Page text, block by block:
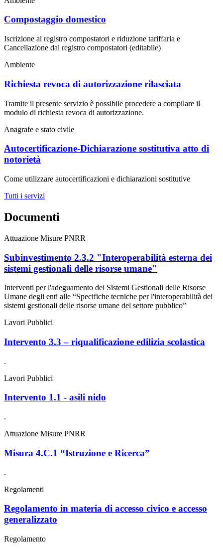
Compostaggio domestico
Iscrizione al registro compostatori e riduzione tariffaria e
Cancellazione dal registro compostatori (editabile)
Ambiente
Richiesta revoca di autorizzazione rilasciata
Tramite il presente servizio è possibile procedere a compilare il
modulo di richiesta revoca di autorizzazione.
Anagrafe e stato civile
Autocertificazione-Dichiarazione sostitutiva atto di
notorietà
Come utilizzare autocertificazioni e dichiarazioni sostitutive
Tutti i servizi
Documenti
Attuazione Misure PNRR
Subinvestimento 2.3.2 "Interoperabilità esterna dei
sistemi gestionali delle risorse umane"
Interventi per l'adeguamento dei Sistemi Gestionali delle Risorse
Umane degli enti alle “Specifiche tecniche per l'interoperabilità dei
sistemi gestionali delle risorse umane del settore pubblico”
Lavori Pubblici
Intervento 3.3 – riqualificazione edilizia scolastica
.
Lavori Pubblici
Intervento 1.1 - asili nido
.
Attuazione Misure PNRR
Misura 4.C.1 “Istruzione e Ricerca”
.
Regolamenti
Regolamento in materia di accesso civico e accesso
generalizzato
Regolamento